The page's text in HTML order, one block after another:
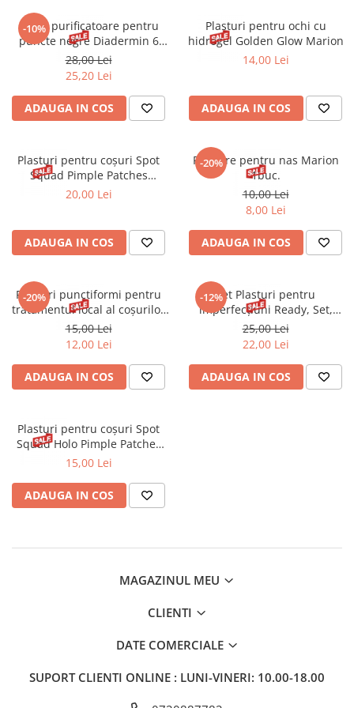
Creion dermatograf pleoape
Tus de ochi
Mascara (rimel)
Adeziv gene false
Scrub
Lip gloss/luciu buze
Creion contur
Masca buze
Machiaj Sprancene
Creion sprancene
Fard sprancene
Gel fixare sprancene
Gel/tus sprancene
Vopsea sprancene
Ser sprancene
Creme/seruri ochi
Plasturi/Patch-uri
Sapun facial
Parfum/Apa de toaleta
dama/barbati
Produse pentru picioare
Produse Pentru Epilare
Periute dinti
Sampon Uscat
-10%
Benzi purificatoare pentru
puncte negre Diadermin 6
buc.
28,00 Lei
25,20 Lei
ADAUGA IN COS
Plasturi pentru ochi cu
hidrogel Golden Glow Marion
14,00 Lei
ADAUGA IN COS
Plasturi pentru coșuri Spot
Squad Pimple Patches
Essence 32 buc.
20,00 Lei
ADAUGA IN COS
-20%
Plasture pentru nas Marion
1buc.
10,00 Lei
8,00 Lei
ADAUGA IN COS
-20%
Plasturi punctiformi pentru
tratamentul local al coșurilor
Marion 10 buc.
15,00 Lei
12,00 Lei
ADAUGA IN COS
-12%Set Plasturi pentru
imperfecțiuni Ready, Set,
Glow Breakout Kit Sence 26
piese
25,00 Lei
22,00 Lei
ADAUGA IN COS
Plasturi pentru coșuri Spot
Squad Holo Pimple Patches
Essence 24 buc.
15,00 Lei
ADAUGA IN COS
MAGAZINUL MEU
CLIENTI
DATE COMERCIALE
SUPORT CLIENTI ONLINE : LUNI-VINERI: 10.00-18.00